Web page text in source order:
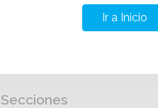
Ir a Inicio
Secciones